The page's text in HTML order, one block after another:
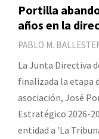
Portilla
años en la
PABLO M.
La Junta Directiva
finalizada la etapa
asociación, José
Estratégico 2026-
entidad a 'La